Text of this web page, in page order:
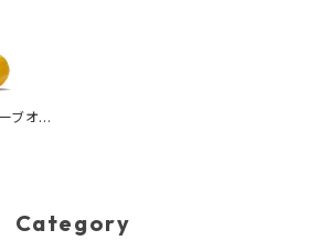
ブオイ
Category